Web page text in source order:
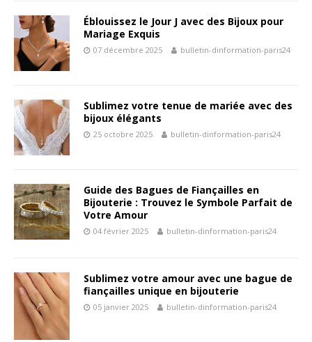
Éblouissez le Jour J avec des Bijoux pour
Mariage Exquis
07 décembre 2025 bulletin-dinformation-paris24
Sublimez votre tenue de mariée avec des
bijoux élégants
25 octobre 2025 bulletin-dinformation-paris24
Guide des Bagues de Fiançailles en
Bijouterie : Trouvez le Symbole Parfait de
Votre Amour
04 février 2025 bulletin-dinformation-paris24
Sublimez votre amour avec une bague de
fiançailles unique en bijouterie
05 janvier 2025 bulletin-dinformation-paris24